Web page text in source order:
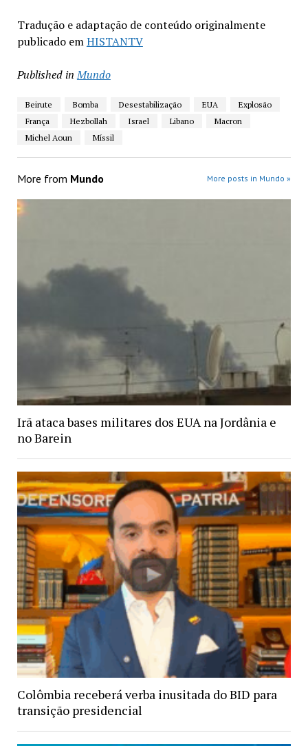
Tradução e adaptação de conteúdo originalmente
publicado emHISTANTV
Published in Mundo
Beirute Bomba Desestabilização EUA
Explosão
França
Hezbollah Israel Libano
Macron
Michel Aoun
Míssil
More from Mundo More posts in Mundo »
Irã ataca bases militares dos EUA na Jordânia e
no Barein
Colômbia receberá verba inusitada do BID para
transição presidencial